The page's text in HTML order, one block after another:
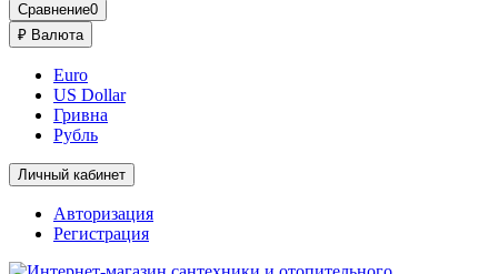
Сравнение0
₽ Валюта
Euro
US Dollar
Гривна
Рубль
Личный кабинет
Авторизация
Регистрация